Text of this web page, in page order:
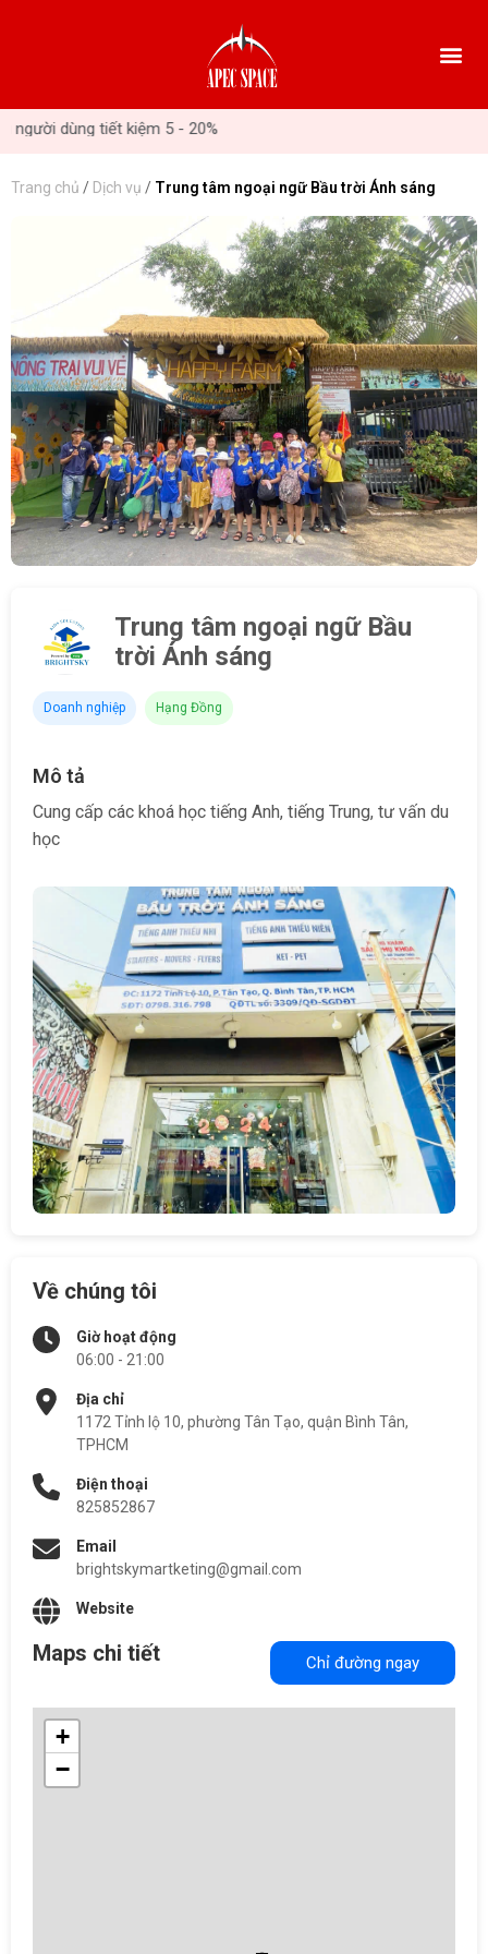
dùng tiết kiệm 5 - 20%
Trang chủ / Dịch vụ / Trung tâm ngoại ngữ Bầu trời Ánh sáng
Trung tâm ngoại ngữ Bầu
trời Ánh sáng
Doanh nghiệp Hạng Đồng
Mô tả
Cung cấp các khoá học tiếng Anh, tiếng Trung, tư vấn du
học
Về chúng tôi
Giờ hoạt động
06:00 - 21:00
Địa chỉ
1172 Tỉnh lộ 10, phường Tân Tạo, quận Bình Tân,
TPHCM
Điện thoại
825852867
Email
brightskymartketing@gmail.com
Website
Maps chi tiết Chỉ đường ngay
+
−